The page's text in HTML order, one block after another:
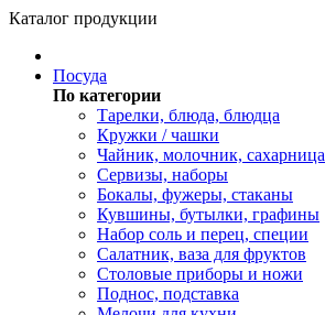
Каталог продукции
Посуда
По категории
Тарелки, блюда, блюдца
Кружки / чашки
Чайник, молочник, сахарница
Сервизы, наборы
Бокалы, фужеры, стаканы
Кувшины, бутылки, графины
Набор соль и перец, специи
Салатник, ваза для фруктов
Столовые приборы и ножи
Поднос, подставка